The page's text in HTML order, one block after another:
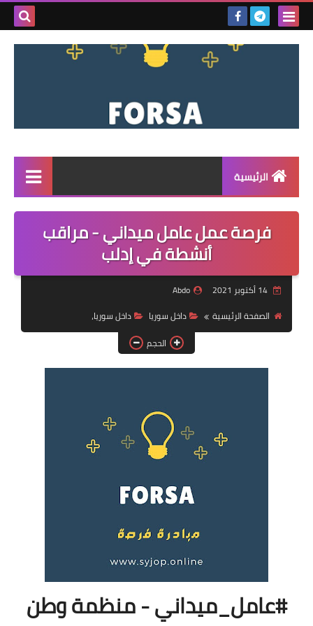
بحث
الرئيسية
القائمة
مناقصات
فرص عمل داخل سوريا
فرص عمل في العراق
فرص عمل في اليمن
دورات تدريبية
فرصة عمل عامل ميداني - مراقب
أنشطة في إدلب
14 أكتوبر 2021
Abdo
الصفحة الرئيسية
داخل سوريا
داخل سوريا،
الحجم
#عامل_ميداني - منظمة وطن